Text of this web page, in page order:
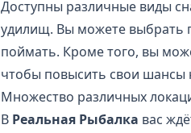
Доступны различные виды
удилищ. Вы можете выбрать
поймать. Кроме того, вы
чтобы повысить свои шансы
Множество различных
В Реальная Рыбалка вас